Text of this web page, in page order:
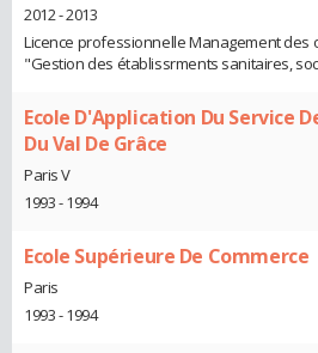
2012 - 2013
Licence professionnelle Management des
"Gestion des établissrments sanitaires,
Ecole D'Application Du Service
Du Val De Grâce
Paris V
1993 - 1994
Ecole Supérieure De Commerce
Paris
1993 - 1994